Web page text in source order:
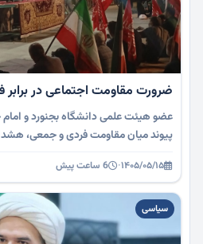
ضرورت مقاومت اجتماعی در
عضو هیئت علمی دانشگاه بجنورد و امام
پیوند میان مقاومت فردی و جمعی،
۱۴۰۵/۰۵/۱۵· 6 ساعت پیش
سیاسی